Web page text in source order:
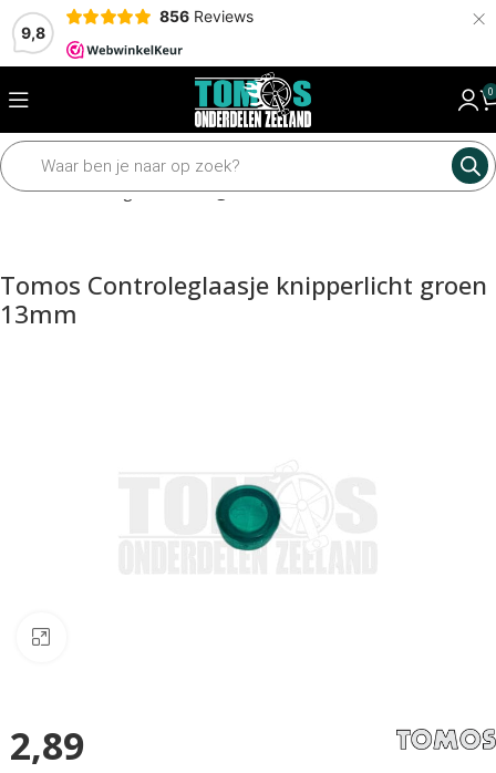
9,8
856 Reviews ×
0
Home Verlichting Verlichting toebehoren
Tomos Controleglaasje knipperlicht groen
13mm
2,89